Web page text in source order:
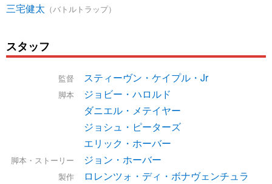
三宅健太 （バトルトラップ）
スタッフ
監督 スティーヴン・ケイプル・Jr
脚本
ジョビー・ハロルド
ダニエル・メテイヤー
ジョシュ・ピーターズ
エリック・ホーバー
脚本・ストーリー ジョン・ホーバー
製作
ロレンツォ・ディ・ボナヴェンチュラ